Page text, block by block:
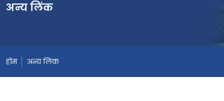
अन्य लिंक
होम अन्य लिंक